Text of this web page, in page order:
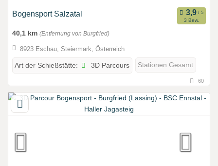
Bogensport Salzatal
3 Bew.
40,1 km (Entfernung von Burgfried)
8923 Eschau, Steiermark, Österreich
Art der Schießstätte: 3D Parcours Stationen Gesamt
60